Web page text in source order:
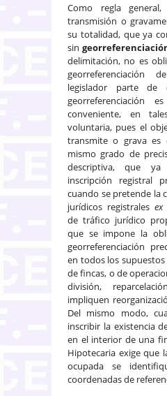
Como regla
transmisión o
su totalidad, que ya
sin
delimitación, no es
georreferenciación
legislador parte de
georreferenciación
conveniente, en
voluntaria, pues el
transmite o grava es
mismo grado de
descriptiva, que
inscripción registral
cuando se pretende la
jurídicos registrales ex
de tráfico jurídico
que se impone la
georreferenciación
en todos los
de fincas, o de
división,
impliquen
Del mismo modo,
inscribir la existencia
en el interior de una
Hipotecaria exige que
ocupada se
coordenadas de